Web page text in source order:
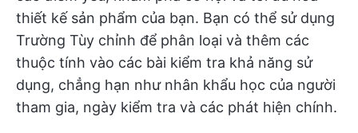
thiết kế sản phẩm của bạn. Bạn có thể sử dụng
Trường Tùy chỉnh để phân loại và thêm các
thuộc tính vào các bài kiểm tra khả năng sử
dụng, chẳng hạn như nhân khẩu học của người
tham gia, ngày kiểm tra và các phát hiện chính.